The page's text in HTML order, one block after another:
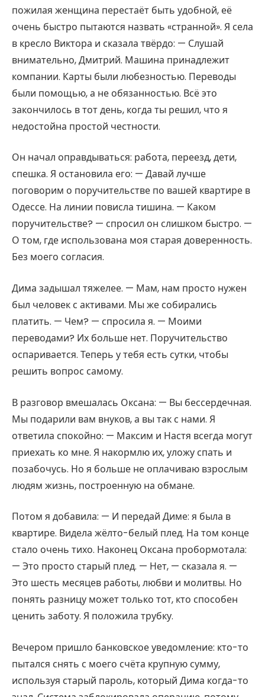
пожилая женщина перестаёт быть удобной, её
очень быстро пытаются назвать «странной». Я села
в кресло Виктора и сказала твёрдо: — Слушай
внимательно, Дмитрий. Машина принадлежит
компании. Карты были любезностью. Переводы
были помощью, а не обязанностью. Всё это
закончилось в тот день, когда ты решил, что я
недостойна простой честности.
Он начал оправдываться: работа, переезд, дети,
спешка. Я остановила его: — Давай лучше
поговорим о поручительстве по вашей квартире в
Одессе. На линии повисла тишина. — Каком
поручительстве? — спросил он слишком быстро. —
О том, где использована моя старая доверенность.
Без моего согласия.
Дима задышал тяжелее. — Мам, нам просто нужен
был человек с активами. Мы же собирались
платить. — Чем? — спросила я. — Моими
переводами? Их больше нет. Поручительство
оспаривается. Теперь у тебя есть сутки, чтобы
решить вопрос самому.
В разговор вмешалась Оксана: — Вы бессердечная.
Мы подарили вам внуков, а вы так с нами. Я
ответила спокойно: — Максим и Настя всегда могут
приехать ко мне. Я накормлю их, уложу спать и
позабочусь. Но я больше не оплачиваю взрослым
людям жизнь, построенную на обмане.
Потом я добавила: — И передай Диме: я была в
квартире. Видела жёлто-белый плед. На том конце
стало очень тихо. Наконец Оксана пробормотала:
— Это просто старый плед. — Нет, — сказала я. —
Это шесть месяцев работы, любви и молитвы. Но
понять разницу может только тот, кто способен
ценить заботу. Я положила трубку.
Вечером пришло банковское уведомление: кто-то
пытался снять с моего счёта крупную сумму,
используя старый пароль, который Дима когда-то